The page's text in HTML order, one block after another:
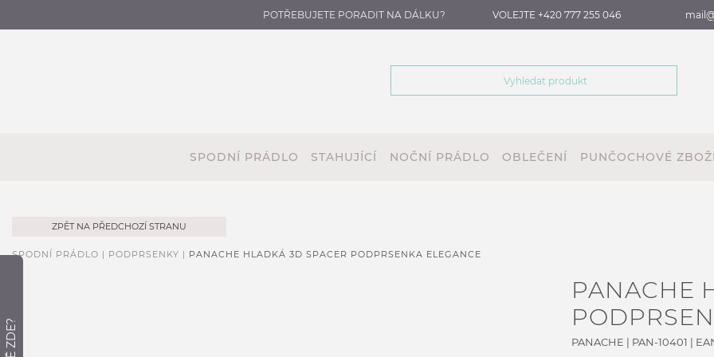
POTŘEBUJETE PORADIT NA DÁLKU? VOLEJTE +420 777 255 046
SPODNÍ PRÁDLO STAHUJÍCÍ NOČNÍ PRÁDLO OBLEČENÍ PUNČOCHOVÉ
ZPĚT NA PŘEDCHOZÍ STRANU
SPODNÍ PRÁDLO | PODPRSENKY | PANACHE HLADKÁ 3D SPACER PODPRSENKA ELEGANCE
PANACHE
PANACHE | PAN-10401 |